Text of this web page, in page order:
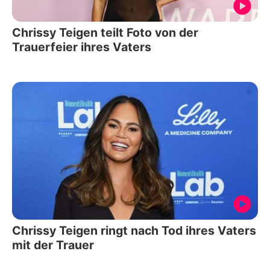
Chrissy Teigen teilt Foto von der
Trauerfeier ihres Vaters
Chrissy Teigen ringt nach Tod ihres Vaters
mit der Trauer